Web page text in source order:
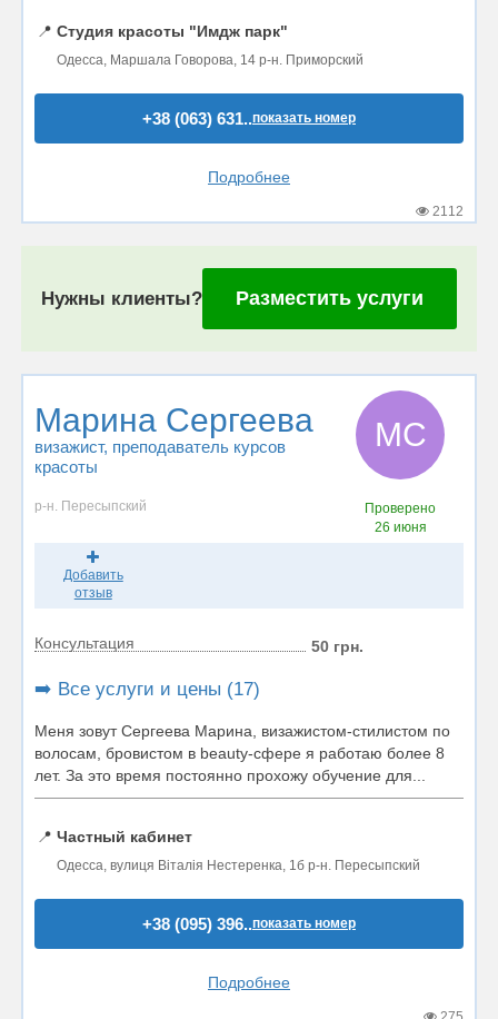
📍 Студия красоты "Имдж парк"
Одесса, Маршала Говорова, 14 р-н. Приморский
+38 (063) 631..показать номер
Подробнее
2112
Нужны клиенты? Разместить услуги
Марина Сергеева
визажист, преподаватель курсов
красоты
МС
р-н. Пересыпский
Проверено
26 июня
Добавить
отзыв
Консультация 50 грн.
➡️ Все услуги и цены (17)
Меня зовут Сергеева Марина, визажистом-стилистом по
волосам, бровистом в beauty-сфере я работаю более 8
лет. За это время постоянно прохожу обучение для...
📍 Частный кабинет
Одесса, вулиця Віталія Нестеренка, 1б р-н. Пересыпский
+38 (095) 396..показать номер
Подробнее